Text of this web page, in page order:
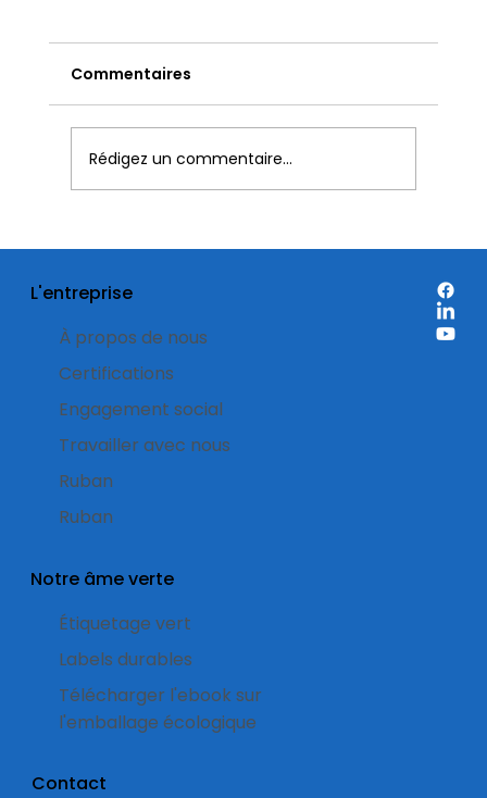
Étiquettes de réduction: quand est-
l’emballage d’un produit ?
Commentaires
Rédigez un commentaire...
L'entreprise
À propos de nous
Certifications
Engagement social
Travailler avec nous
Ruban
Ruban
Notre âme verte
Étiquetage vert
Labels durables
Télécharger l'ebook sur
l'emballage écologique
Contact